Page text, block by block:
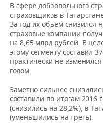
КИБЕРСПОРТ
ФИГУРНОЕ КАТАНИЕ
ВОДНЫЕ ВИДЫ
ХОККЕЙ С МЯЧОМ
КУЛЬТУРА
МЕДИЦИНА
ОБРАЗОВАНИЕ
ПРОИСШЕСТВИЯ
СПИСОК КОМПАНИЙ
В сфере добровольного
страховщиков в
За год их объем снизился
страховые компании
на 8,65 млрд рублей. В
этому сегменту составил
практически не
годом.
Заметно сильнее
составили по итогам 2016
(снизились на 28,2%), в
(уменьшились на треть).